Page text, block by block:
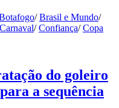
/ Brasil e Mundo/
Carnaval/ Confiança/ Copa
do goleiro
a sequência